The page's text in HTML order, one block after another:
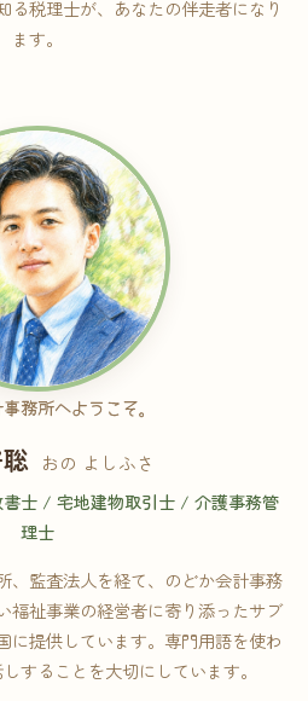
る税理士が、あなたの伴走者になり
ます。
務所へようこそ。
おの よしふさ
士 / 宅地建物取引士 / 介護事務管
理士
、監査法人を経て、のどか会計事務
福祉事業の経営者に寄り添ったサブ
に提供しています。専門用語を使わ
することを大切にしています。